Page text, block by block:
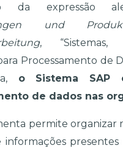
da expressão
und
, “Sistemas,
Processamento de
o Sistema SAP
de dados nas
permite organizar
presentes